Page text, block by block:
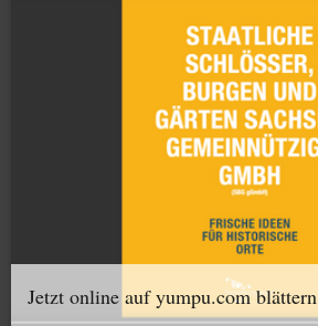
Jetzt online auf yumpu.com blättern